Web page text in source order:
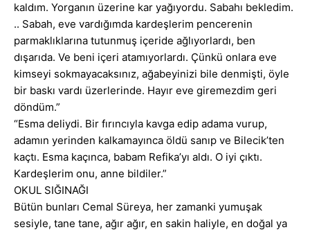
kaldım. Yorganın üzerine kar yağıyordu. Sabahı bekledim.
.. Sabah, eve vardığımda kardeşlerim pencerenin
parmaklıklarına tutunmuş içeride ağlıyorlardı, ben
dışarıda. Ve beni içeri atamıyorlardı. Çünkü onlara eve
kimseyi sokmayacaksınız, ağabeyinizi bile denmişti, öyle
bir baskı vardı üzerlerinde. Hayır eve giremezdim geri
döndüm.”
“Esma deliydi. Bir fırıncıyla kavga edip adama vurup,
adamın yerinden kalkamayınca öldü sanıp ve Bilecik’ten
kaçtı. Esma kaçınca, babam Refika’yı aldı. O iyi çıktı.
Kardeşlerim onu, anne bildiler.”
OKUL SIĞINAĞI
Bütün bunları Cemal Süreya, her zamanki yumuşak
sesiyle, tane tane, ağır ağır, en sakin haliyle, en doğal ya